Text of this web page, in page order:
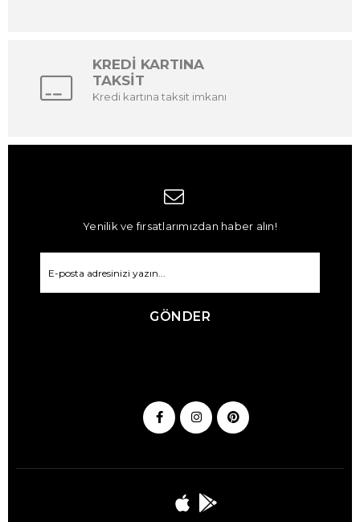
KREDİ KARTINA
TAKSİT
Kredi kartına taksit imkanı
Yenilik ve fırsatlarımızdan haber alın!
GÖNDER